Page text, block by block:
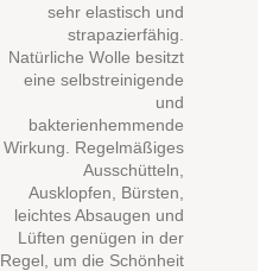
sehr elastisch und
strapazierfähig.
Natürliche Wolle besitzt
eine selbstreinigende
und
bakterienhemmende
Wirkung. Regelmäßiges
Ausschütteln,
Ausklopfen, Bürsten,
leichtes Absaugen und
Lüften genügen in der
Regel, um die Schönheit